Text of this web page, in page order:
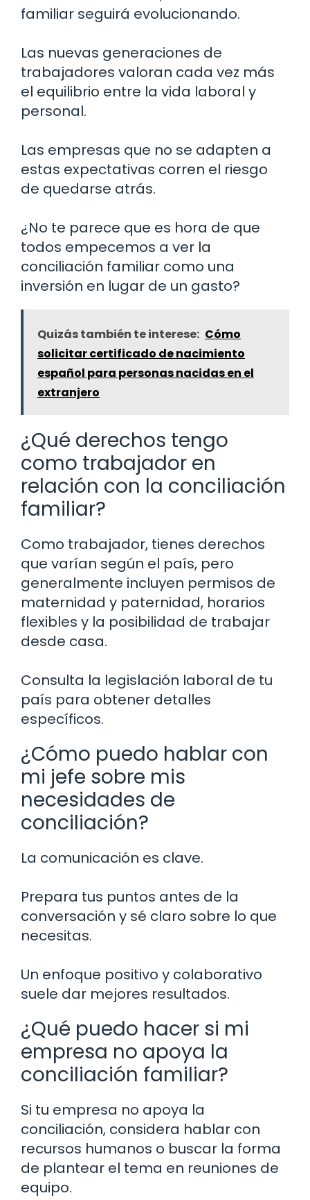
familiar seguirá evolucionando.
Las nuevas generaciones de
trabajadores valoran cada vez más
el equilibrio entre la vida laboral y
personal.
Las empresas que no se adapten a
estas expectativas corren el riesgo
de quedarse atrás.
¿No te parece que es hora de que
todos empecemos a ver la
conciliación familiar como una
inversión en lugar de un gasto?
Quizás también te interese: Cómo
solicitar certificado de nacimiento
español para personas nacidas en el
extranjero
¿Qué derechos tengo
como trabajador en
relación con la conciliación
familiar?
Como trabajador, tienes derechos
que varían según el país, pero
generalmente incluyen permisos de
maternidad y paternidad, horarios
flexibles y la posibilidad de trabajar
desde casa.
Consulta la legislación laboral de tu
país para obtener detalles
específicos.
¿Cómo puedo hablar con
mi jefe sobre mis
necesidades de
conciliación?
La comunicación es clave.
Prepara tus puntos antes de la
conversación y sé claro sobre lo que
necesitas.
Un enfoque positivo y colaborativo
suele dar mejores resultados.
¿Qué puedo hacer si mi
empresa no apoya la
conciliación familiar?
Si tu empresa no apoya la
conciliación, considera hablar con
recursos humanos o buscar la forma
de plantear el tema en reuniones de
equipo.